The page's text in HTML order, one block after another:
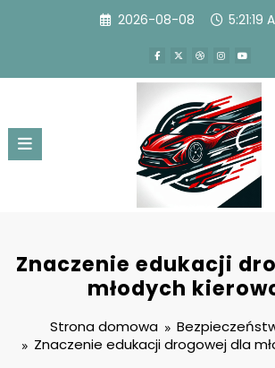
2026-08-08 5:21:20
Znaczenie edukacji
młodych
Strona domowa
Znaczenie edukacji drogowej dla